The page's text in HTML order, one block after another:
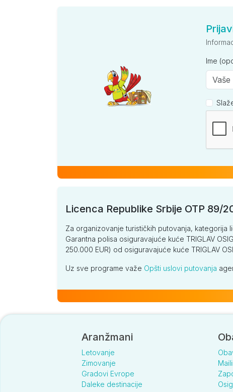
Ime
Licenca Republike Srbije OTP 89/
Za organizovanje turističkih putovanja, kategorija
Garantna polisa osiguravajuće kuće TRIGLAV
250.000 EUR) od osiguravajuće kuće TRIGLAV
Uz sve programe važe Opšti uslovi putovanja
Aranžmani
Letovanje
Zimovanje
Gradovi Evrope
Daleke destinacije